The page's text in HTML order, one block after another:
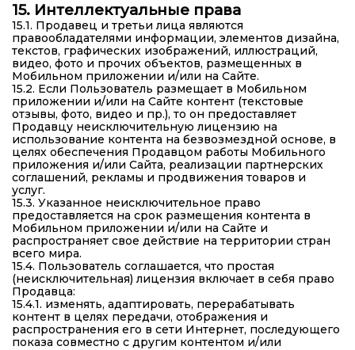
15. Интеллектуальные права
15.1. Продавец и третьи лица являются
правообладателями информации, элементов дизайна,
текстов, графических изображений, иллюстраций,
видео, фото и прочих объектов, размещенных в
Мобильном приложении и/или на Сайте.
15.2. Если Пользователь размещает в Мобильном
приложении и/или на Сайте контент (текстовые
отзывы, фото, видео и пр.), то он предоставляет
Продавцу неисключительную лицензию на
использование контента на безвозмездной основе, в
целях обеспечения Продавцом работы Мобильного
приложения и/или Сайта, реализации партнерских
соглашений, рекламы и продвижения товаров и
услуг.
15.3. Указанное неисключительное право
предоставляется на срок размещения контента в
Мобильном приложении и/или на Сайте и
распространяет свое действие на территории стран
всего мира.
15.4. Пользователь соглашается, что простая
(неисключительная) лицензия включает в себя право
Продавца:
15.4.1. изменять, адаптировать, перерабатывать
контент в целях передачи, отображения и
распространения его в сети Интернет, последующего
показа совместно с другим контентом и/или